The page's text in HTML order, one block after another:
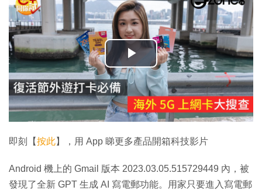
播
放
影
片
即刻【按此】，用 App 睇更多產品開箱科技影片
Android 機上的 Gmail 版本 2023.03.05.515729449 內，被
發現了全新 GPT 生成 AI 寫電郵功能。用家只要進入寫電郵